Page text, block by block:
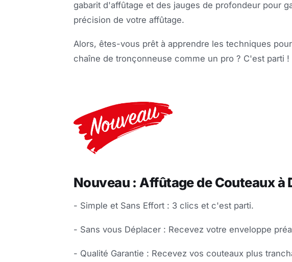
gabarit d'affûtage et des jauges de profondeur pour
précision de votre affûtage.
Alors, êtes-vous prêt à apprendre les techniques
chaîne de tronçonneuse comme un pro ? C'est parti !
Nouveau : Affûtage de Couteaux à
- Simple et Sans Effort : 3 clics et c'est parti.
- Sans vous Déplacer : Recevez votre enveloppe
- Qualité Garantie : Recevez vos couteaux plus